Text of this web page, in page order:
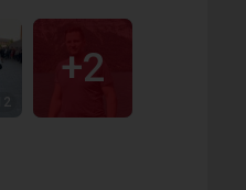
12
+2